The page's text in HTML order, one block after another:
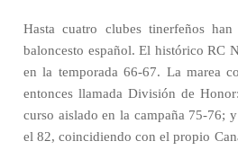
Hasta cuatro clubes tinerfeños
baloncesto español. El histórico RC
en la temporada 66-67. La marea
entonces llamada División de
curso aislado en la campaña 75-76;
el 82, coincidiendo con el propio